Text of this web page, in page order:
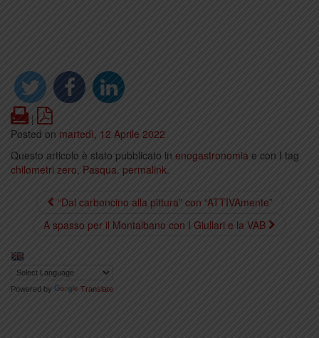
Print
|
Posted on martedì, 12 Aprile 2022
Questo articolo è stato pubblicato in enogastronomia e con I tag
chilometri zero, Pasqua. permalink.
“Dal carboncino alla pittura” con “ATTIVAmente”
A spasso per il Montalbano con I Giullari e la VAB
Powered by Translate